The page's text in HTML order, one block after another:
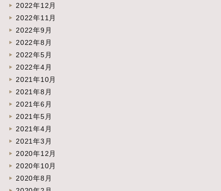
2022年12月
2022年11月
2022年9月
2022年8月
2022年5月
2022年4月
2021年10月
2021年8月
2021年6月
2021年5月
2021年4月
2021年3月
2020年12月
2020年10月
2020年8月